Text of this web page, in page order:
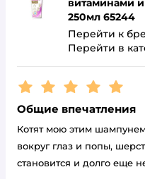
витаминами
250мл 65244
Перейти к
Перейти в
Рейтинг:5
Общие впечатления
Котят мою этим
вокруг глаз и попы,
становится и долго еще